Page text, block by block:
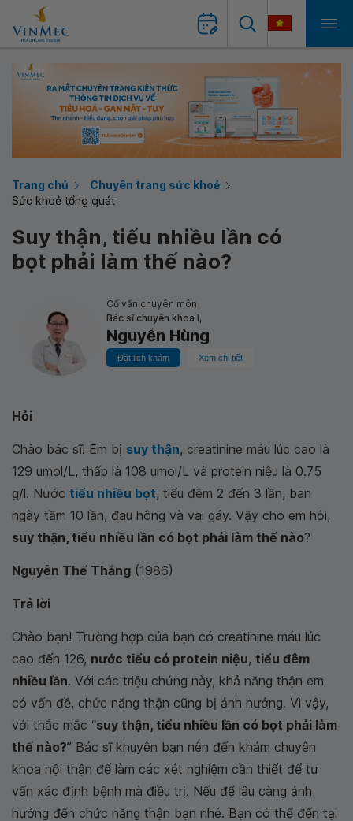
Trang chủ
Chuyên trang sức khoẻ
Sức khoẻ tổng quát
Suy thận, tiểu nhiều lần có
bọt phải làm thế nào?
Cố vấn chuyên môn
Bác sĩ chuyên khoa I,
Nguyễn Hùng
Đặt lịch khám Xem chi tiết
Hỏi
Chào bác sĩ! Em bị suy thận, creatinine máu lúc cao là
129 umol/L, thấp là 108 umol/L và protein niệu là 0.75
g/l. Nước tiểu nhiều bọt, tiểu đêm 2 đến 3 lần, ban
ngày tầm 10 lần, đau hông và vai gáy. Vậy cho em hỏi,
suy thận, tiểu nhiều lần có bọt phải làm thế nào?
Nguyễn Thế Thắng (1986)
Trả lời
Chào bạn! Trường hợp của bạn có creatinine máu lúc
cao đến 126, nước tiểu có protein niệu, tiểu đêm
nhiều lần. Với các triệu chứng này, khả năng thận em
có vấn đề, chức năng thận cũng bị ảnh hưởng. Vì vậy,
với thắc mắc “suy thận, tiểu nhiều lần có bọt phải làm
thế nào?” Bác sĩ khuyên bạn nên đến khám chuyên
khoa nội thận để làm các xét nghiệm cần thiết để tư
vấn xác định bệnh mà điều trị. Nếu để lâu càng ảnh
hưởng đến chức năng thận bạn nhé. Bạn có thể đến tại